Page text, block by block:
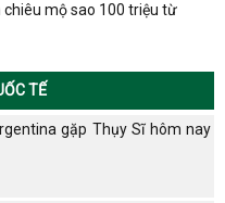
mộ sao 100 triệu từ
TẾ
gặp Thụy Sĩ hôm nay